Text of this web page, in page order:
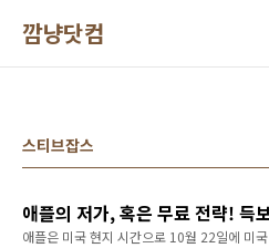
깜냥닷컴
스티브잡스
애플은 미국 현지 시간으로 10월 22일에 미국